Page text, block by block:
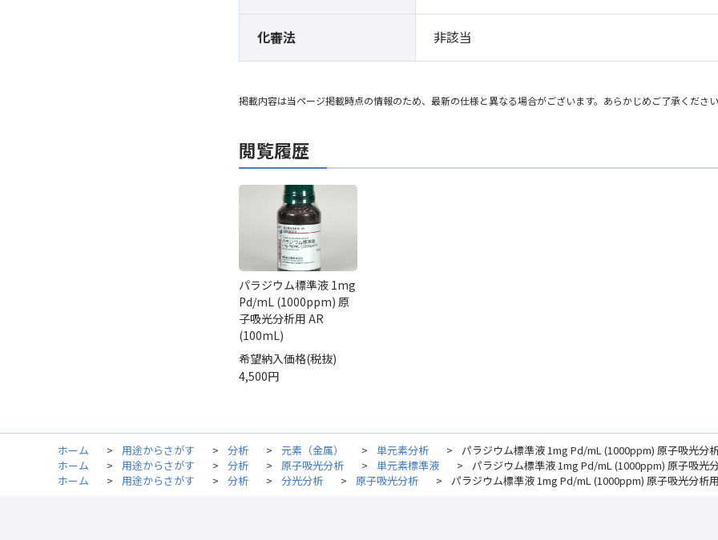
化審法 非該当
掲載内容は当ページ掲載時点の情報のため、最新の仕様と異なる場合がございます。あらかじめご了承くださ
閲覧履歴
パラジウム標準液 1mg
Pd/mL (1000ppm) 原
子吸光分析用 AR
(100mL)
希望納入価格(税抜)
4,500円
ホーム > 用途からさがす > 分析 > 元素（金属） > 単元素分析 >
パラジウム標準液 1mg Pd/mL (1000ppm) 原子吸光分
ホーム
> 用途からさがす > 分析 > 原子吸光分析 > 単元素標準液 >
パラジウム標準液 1mg Pd/mL (1000ppm) 原子吸光
ホーム
> 用途からさがす > 分析 > 分光分析 > 原子吸光分析 > パラジウム標準液 1mg Pd/mL (1000ppm) 原子吸光分析